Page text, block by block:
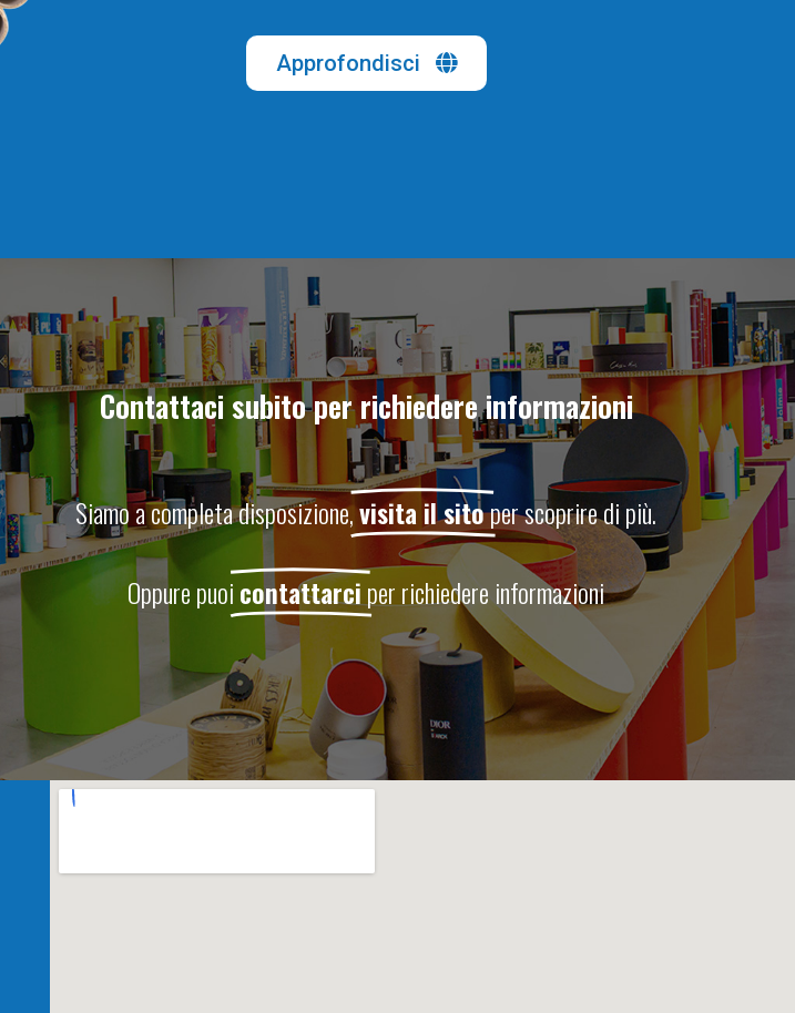
Approfondisci
Contattaci subito per richiedere informazioni
Siamo a completa disposizione,visita il sitoper scoprire di più.
Oppure puoicontattarciper richiedere informazioni